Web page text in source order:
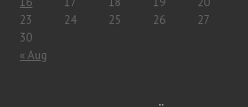
« Aug
23
24 25 26 27
30